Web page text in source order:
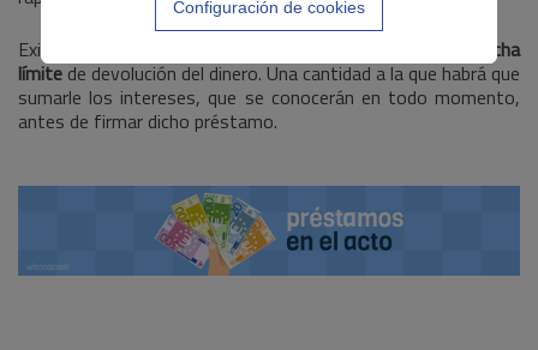
Configuración de cookies
Existe una
fecha
límite de devolución del dinero. Una cantidad a la que habrá que
sumarle los intereses, que se conocerán en todo momento,
antes de firmar dicho préstamo.